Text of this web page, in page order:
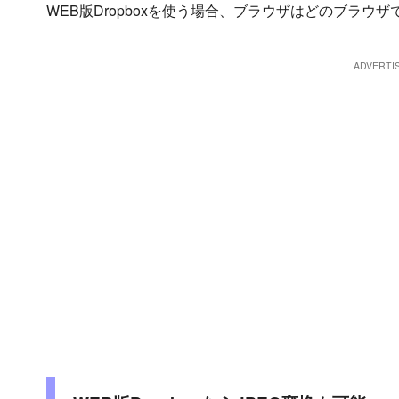
WEB版Dropboxを使う場合、ブラウザはどのブラウザ